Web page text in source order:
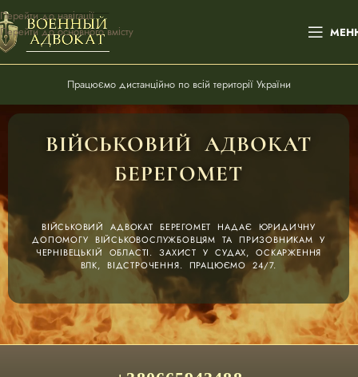
Перейти до навігації
Перейти до основного вмісту
Працюємо дистанційно по всій території України
ВІЙСЬКОВИЙ АДВОКАТ
БЕРЕГОМЕТ
ВІЙСЬКОВИЙ АДВОКАТ БЕРЕГОМЕТ НАДАЄ ЮРИДИЧНУ
ДОПОМОГУ ВІЙСЬКОВОСЛУЖБОВЦЯМ ТА ПРИЗОВНИКАМ У
ЧЕРНІВЕЦЬКІЙ ОБЛАСТІ. ЗАХИСТ У СУДАХ, ОСКАРЖЕННЯ
ВЛК, ВІДСТРОЧЕННЯ. ПРАЦЮЄМО 24/7.